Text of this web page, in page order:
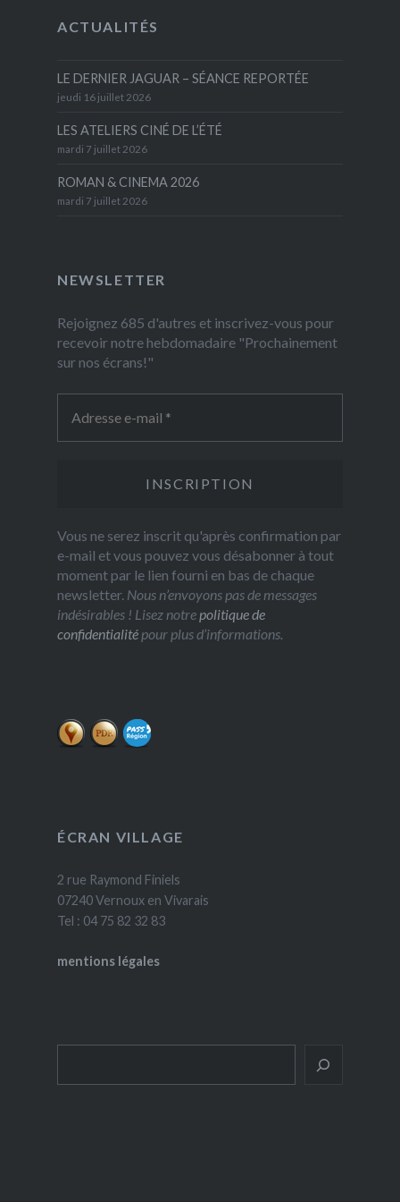
ACTUALITÉS
LE DERNIER JAGUAR – SÉANCE REPORTÉE
jeudi 16 juillet 2026
LES ATELIERS CINÉ DE L’ÉTÉ
mardi 7 juillet 2026
ROMAN & CINEMA 2026
mardi 7 juillet 2026
NEWSLETTER
Rejoignez 685 d'autres et inscrivez-vous pour
recevoir notre hebdomadaire "Prochainement
sur nos écrans!"
Vous ne serez inscrit qu'après confirmation par
e-mail et vous pouvez vous désabonner à tout
moment par le lien fourni en bas de chaque
newsletter. Nous n’envoyons pas de messages
indésirables ! Lisez notrepolitique de
confidentialitépour plus d’informations.
ÉCRAN VILLAGE
2 rue Raymond Finiels
07240 Vernoux en Vivarais
Tel : 04 75 82 32 83
mentions légales